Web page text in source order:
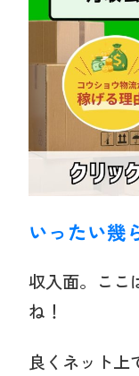
いったい幾
収入面。ここ
ね！
良くネット上